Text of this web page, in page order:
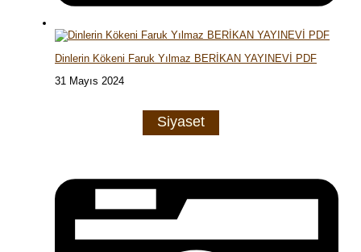
Dinlerin Kökeni Faruk Yılmaz BERİKAN YAYINEVİ PDF
31 Mayıs 2024
Siyaset